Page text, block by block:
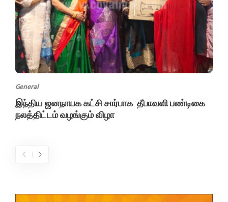
General
இந்திய ஜனநாயக கட்சி சார்பாக தீபாவளி பண்டிகை
நலத்திட்டம் வழங்கும் விழா